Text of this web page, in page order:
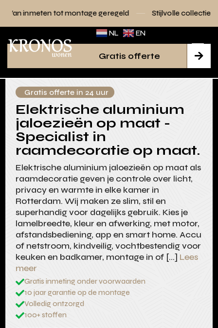
montage geregeld Stijlvolle collecties voor elk interieur
NL EN

Gratis offerte
Gratis offerte in 24 uur
Elektrische aluminium
jaloezieën op maat -
Specialist in
raamdecoratie op maat.
Elektrische aluminium jaloezieën op maat als
raamdecoratie geven je controle over licht,
privacy en warmte in elke kamer in
Rotterdam. Wij maken ze slim, stil en
superhandig voor dagelijks gebruik. Kies je
lamelbreedte, kleur en afwerking, met motor,
afstandsbediening, app en smart home. Accu
of netstroom, kindveilig, vochtbestendig voor
keuken en badkamer, montage in of […] Lees
meer
Gratis inmeting onder voorwaarden
10 jaar garantie op de montage
Volledig ontzorgd
100+ stoffen